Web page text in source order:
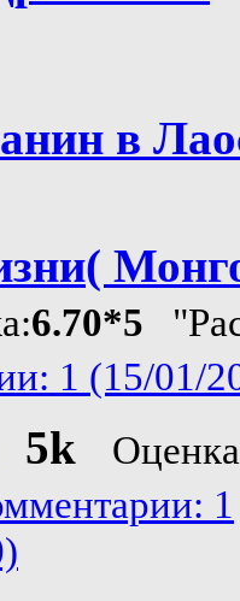
в
6.70*5
1 (15/01/
5k
1